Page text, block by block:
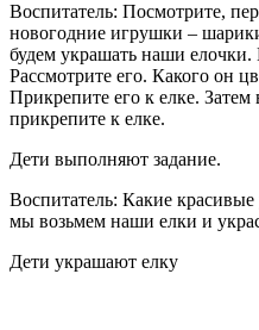
Воспитатель: Посмотрите,
новогодние игрушки –
будем украшать наши
Рассмотрите его. Какого он
Прикрепите его к елке.
прикрепите к елке.
Дети выполняют задание.
Воспитатель: Какие
мы возьмем наши елки и
Дети украшают елку